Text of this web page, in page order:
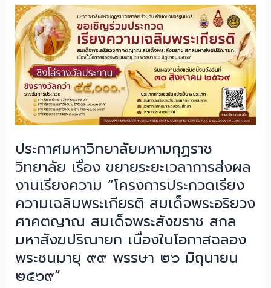
ประกาศมหาวิทยาลัยมหามกุฏราช
วิทยาลัย เรื่อง ขยายระยะเวลาการส่งผล
งานเรียงความ “โครงการประกวดเรียง
ความเฉลิมพระเกียรติ สมเด็จพระอริยวง
ศาคตญาณ สมเด็จพระสังฆราช สกล
มหาสังฆปริณายก เนื่องในโอกาสฉลอง
พระชนมายุ ๙๙ พรรษา ๒๖ มิถุนายน
๒๕๖๙”